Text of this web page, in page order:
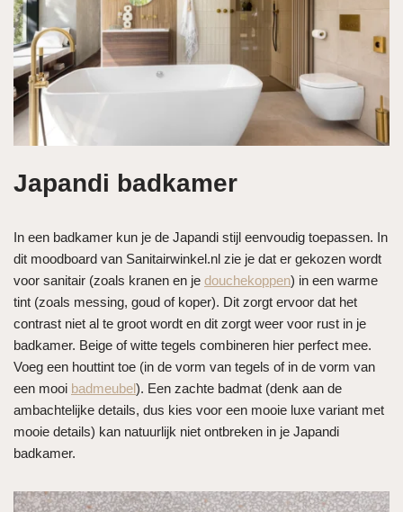
Japandi badkamer
In een badkamer kun je de Japandi stijl eenvoudig toepassen. In
dit moodboard van Sanitairwinkel.nl zie je dat er gekozen wordt
voor sanitair (zoals kranen en je douchekoppen) in een warme
tint (zoals messing, goud of koper). Dit zorgt ervoor dat het
contrast niet al te groot wordt en dit zorgt weer voor rust in je
badkamer. Beige of witte tegels combineren hier perfect mee.
Voeg een houttint toe (in de vorm van tegels of in de vorm van
een mooi badmeubel). Een zachte badmat (denk aan de
ambachtelijke details, dus kies voor een mooie luxe variant met
mooie details) kan natuurlijk niet ontbreken in je Japandi
badkamer.